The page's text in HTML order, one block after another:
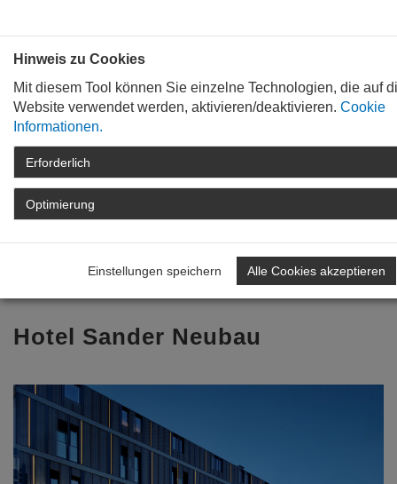
STARTSEITE
ARCHIV
TAG DER ARCHITEKTUR
2023
Zurück zur Übersicht
Hotel Sander Neubau
Previous
Hinweis zu Cookies
Mit diesem Tool können Sie einzelne Technologien, die auf
Website verwendet werden, aktivieren/deaktivieren. Cookie
Informationen.
Erforderlich
Optimierung
Einstellungen speichern Alle Cookies akzeptieren